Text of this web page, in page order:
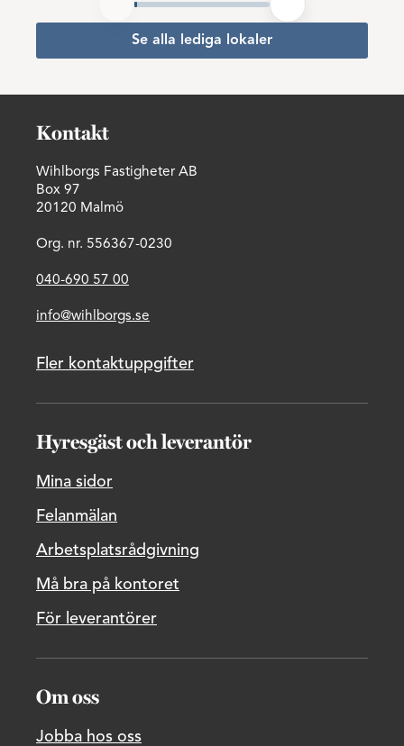
Se alla lediga lokaler
Kontakt
Wihlborgs Fastigheter AB
Box 97
20120 Malmö
Org. nr. 556367-0230
040-690 57 00
info@wihlborgs.se
Fler kontaktuppgifter
Hyresgäst och leverantör
Mina sidor
Felanmälan
Arbetsplatsrådgivning
Må bra på kontoret
För leverantörer
Om oss
Jobba hos oss